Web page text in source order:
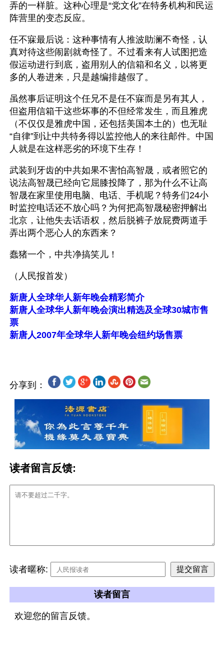
弄的一样脏。这种心理是“党文化”在特务机构和民运
阵营里的变态反应。
任不寐最后说：这种事情有人推波助澜不奇怪，认
真对待这些闹剧就奇怪了。不过看来有人试图把造
假运动进行到底，盗用别人的信箱和名义，以将更
多的人卷进来，只是越编排越假了。
虽然事后证明这个任兄不是任不寐而是另有其人，
但盗用信箱干这些坏事的不但经常发生，而且雅虎
（不仅仅是雅虎中国，还包括美国本土的）也无耻
“自律”到让中共特务得以监控他人的来往邮件。中国
人就是在这样恶劣的环境下生存！
武装到牙齿的中共如果不害怕高智晟，或者照它的
说法高智晟已经向它屈膝投降了，那为什么不让高
智晟在家里使用电脑、电话、手机呢？特务们24小
时监控电话还不放心吗？为何把高智晟秘密押解出
北京，让他失去话语权，然后脱裤子放屁费两道手
弄出两个恶心人的东西来？
蠢猪一个，中共净搞笑儿！
（人民报首发）
新唐人全球华人新年晚会精彩简介
新唐人全球华人新年晚会演出精选及全球30城市售
票
新唐人2007年全球华人新年晚会纽约场售票
分享到：
读者留言反馈:
读者暱称:
读者留言
欢迎您的留言反馈。